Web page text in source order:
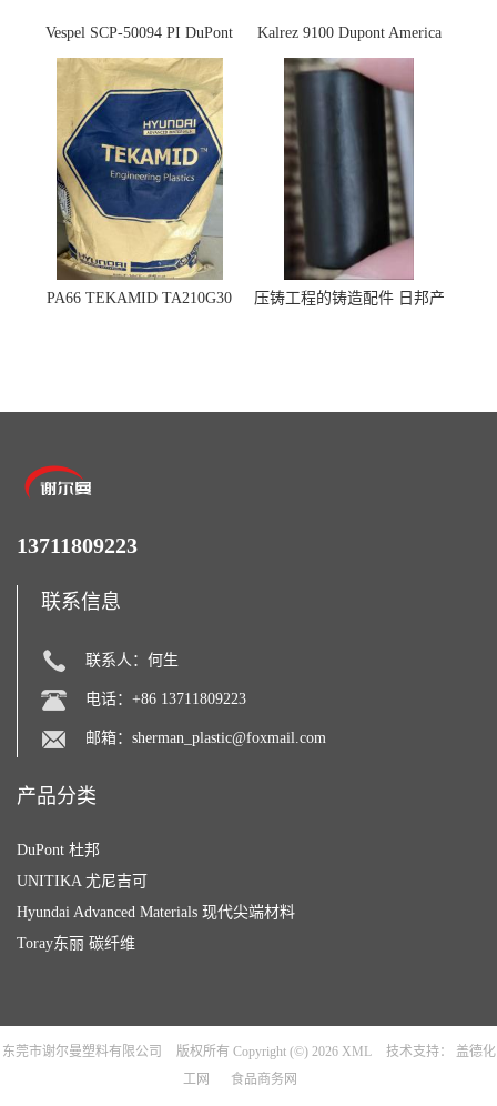
Vespel SCP-50094 PI DuPont
杜邦
Kalrez 9100 Dupont America
杜邦 密封圈 半导体 面板
PA66 TEKAMID TA210G30
压铸工程的铸造配件 日邦产
13711809223
联系信息
联系人：何生
电话：+86 13711809223
邮箱： sherman_plastic@foxmail.com
产品分类
DuPont 杜邦
UNITIKA 尤尼吉可
Hyundai Advanced Materials 现代尖端材料
Toray东丽 碳纤维
东莞市谢尔曼塑料有限公司 版权所有 Copyright (©) 2026 XML 技术支持：
盖德化
工网
食品商务网